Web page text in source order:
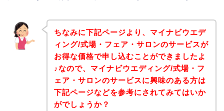
ちなみに下記ページより、マイナビウエデ
ィング/式場・フェア・サロンのサービスが
お得な価格で申し込むことができましたよ
♪なので、マイナビウエディング/式場・フ
ェア・サロンのサービスに興味のある方は
下記ページなどを参考にされてみてはいか
がでしょうか？